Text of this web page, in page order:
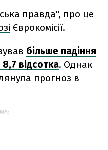
правда", про це
Єврокомісії.
більше падіння
відсотка. Однак
прогноз в